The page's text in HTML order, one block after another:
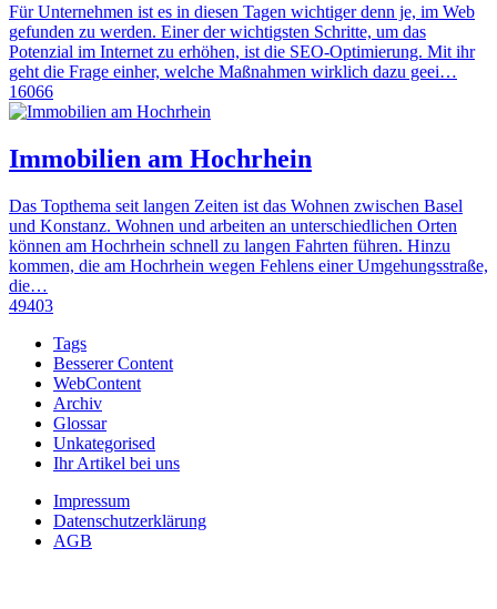
Für Unternehmen ist es in diesen Tagen wichtiger denn je, im Web
gefunden zu werden. Einer der wichtigsten Schritte, um das
Potenzial im Internet zu erhöhen, ist die SEO-Optimierung. Mit ihr
geht die Frage einher, welche Maßnahmen wirklich dazu geei…
16066
Immobilien am Hochrhein
Das Topthema seit langen Zeiten ist das Wohnen zwischen Basel
und Konstanz. Wohnen und arbeiten an unterschiedlichen Orten
können am Hochrhein schnell zu langen Fahrten führen. Hinzu
kommen, die am Hochrhein wegen Fehlens einer Umgehungsstraße,
die…
49403
Tags
Besserer Content
WebContent
Archiv
Glossar
Unkategorised
Ihr Artikel bei uns
Impressum
Datenschutzerklärung
AGB